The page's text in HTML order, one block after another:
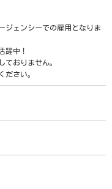
ジェンシーでの雇用となりま
躍中！
ておりません。
ださい。